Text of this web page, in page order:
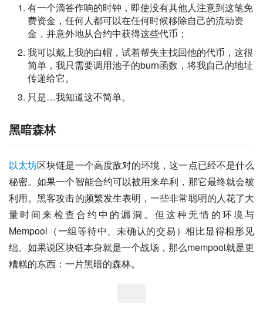
有一个滴答作响的时钟，即使没有其他人注意到这笔免
费资金，任何人都可以在任何时候移除自己的流动资
金，并意外地从合约中获得这些代币；
我可以戴上我的白帽，试着帮失主找回他的代币，这很
简单，我只需要调用池子的burn函数，将我自己的地址
传递给它。
只是…我知道这不简单。
黑暗森林
以太坊区块链是一个高度敌对的环境，这一点已经不是什么
秘密。如果一个智能合约可以被用来牟利，那它最终就会被
利用。黑客攻击的频繁发生表明，一些非常聪明的人花了大
量时间来检查合约中的漏洞。但这种无情的环境与
Mempool（一组等待中、未确认的交易）相比显得相形见
绌。如果说区块链本身就是一个战场，那么mempool就是更
糟糕的东西：一片黑暗的森林。